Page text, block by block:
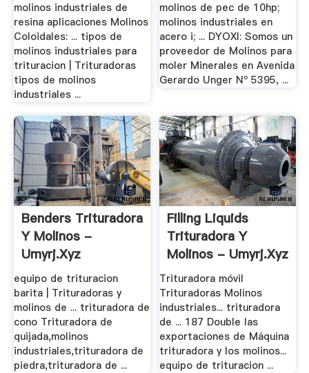
molinos industriales de
resina aplicaciones Molinos
Coloidales: ... tipos de
molinos industriales para
trituracion | Trituradoras
tipos de molinos
industriales ...
molinos de pec de 10hp;
molinos industriales en
acero i; ... DYOXI: Somos un
proveedor de Molinos para
moler Minerales en Avenida
Gerardo Unger Nº 5395, ...
Benders Trituradora
Y Molinos -
Umyrj.xyz
equipo de trituracion
barita | Trituradoras y
molinos de ... trituradora de
cono Trituradora de
quijada,molinos
industriales,trituradora de
piedra,trituradora de ...
Filling Liquids
Trituradora Y
Molinos - Umyrj.xyz
Trituradora móvil
Trituradoras Molinos
industriales... trituradora
de ... 187 Double las
exportaciones de Máquina
trituradora y los molinos...
equipo de trituracion ...